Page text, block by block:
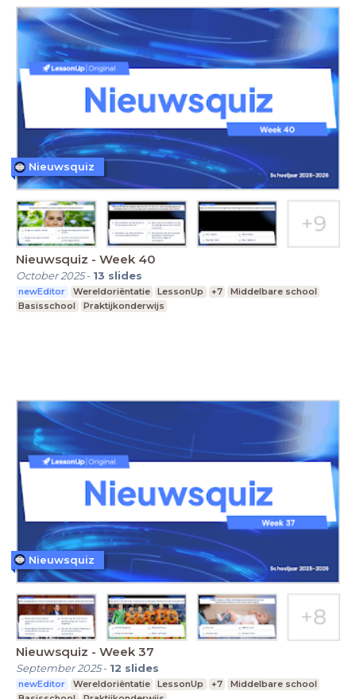
Nieuwsquiz - Week 40
October 2025- 13 slides
newEditor Wereldoriëntatie LessonUp +7
Middelbare school
Basisschool
Praktijkonderwijs
Nieuwsquiz
Nieuwsquiz - Week 37
September 2025- 12 slides
newEditor Wereldoriëntatie LessonUp +7
Middelbare school
Nieuwsquiz